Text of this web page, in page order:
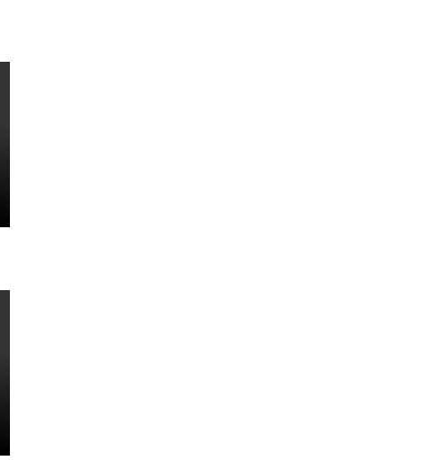
必要はありません。常に清潔で美しい状態を保つた
ための作業場」から「心からくつろげるリラック
完成します。当社の人工芝は高密度で耐久性が高
い」という古いイメージをお持ちの方こそ、ぜひ当